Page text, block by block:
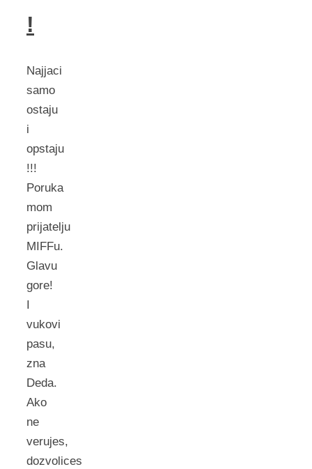
!
Najjaci
samo
ostaju
i
opstaju
!!!
Poruka
mom
prijatelju
MIFFu.
Glavu
gore!
vukovi
pasu,
zna
Deda.
Ako
ne
verujes,
dozvolices